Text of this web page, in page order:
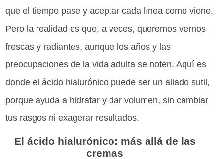
que el tiempo pase y aceptar cada línea como viene.
Pero la realidad es que, a veces, queremos vernos
frescas y radiantes, aunque los años y las
preocupaciones de la vida adulta se noten. Aquí es
donde el ácido hialurónico puede ser un aliado sutil,
porque ayuda a hidratar y dar volumen, sin cambiar
tus rasgos ni exagerar resultados.
El ácido hialurónico: más allá de las
cremas